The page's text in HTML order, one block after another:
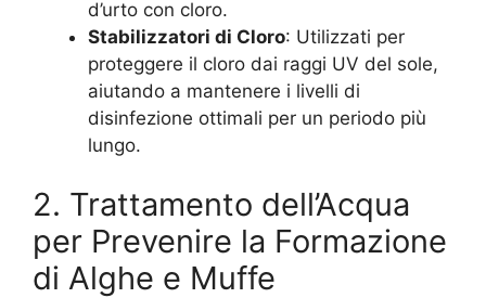
d’urto con cloro.
Stabilizzatori di Cloro: Utilizzati per
proteggere il cloro dai raggi UV del sole,
aiutando a mantenere i livelli di
disinfezione ottimali per un periodo più
lungo.
2. Trattamento dell’Acqua
per Prevenire la Formazione
di Alghe e Muffe